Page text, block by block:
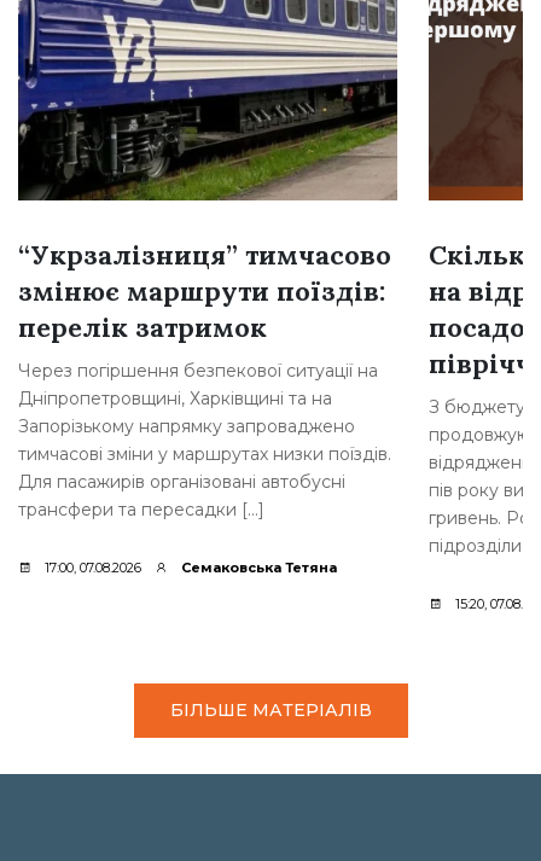
“Укрзалізниця” тимчасово
змінює маршрути поїздів:
перелік затримок
Через погіршення безпекової ситуації на
Дніпропетровщині, Харківщині та на
Запорізькому напрямку запроваджено
тимчасові зміни у маршрутах низки поїздів.
Для пасажирів організовані автобусні
трансфери та пересадки […]
17:00, 07.08.2026 Семаковська Тетяна
на
З бюджету
пів року
гривень.
підрозділи
15:20,
БІЛЬШЕ МАТЕРІАЛІВ